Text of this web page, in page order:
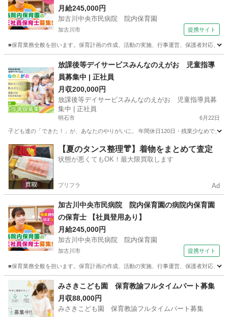
月給245,000円
加古川中央市民病院 院内保育園
加古川市 提携サイト
■保育業務全般を担います。保育計画の作成、活動の実施、行事運営、保護者対応、
保育士
放課後等デイサービスみんなのえがお 児童指導
員募集中 | 正社員
月収200,000円
放課後等デイサービスみんなのえがお 児童指導員募
集中 | 正社員
明石市 6月22日
子ども達の「できた！」が、あなたのやりがいに。 年間休日120日・残業少なめで、
兵庫 明石市 保育士
【夏のタンス整理👘】着物をまとめて査定
状態が悪くてもOK！最大限買取します
プリフラ Ad
加古川中央市民病院 院内保育園の病院内保育園
の保育士 【社員登用あり】
月給245,000円
加古川中央市民病院 院内保育園
加古川市 提携サイト
■保育業務全般を担います。保育計画の作成、活動の実施、行事運営、保護者対応、
加古川市 保育士
みさきこども園 保育教諭フルタイムパート募集
月収88,000円
みさきこども園 保育教諭フルタイムパート募集